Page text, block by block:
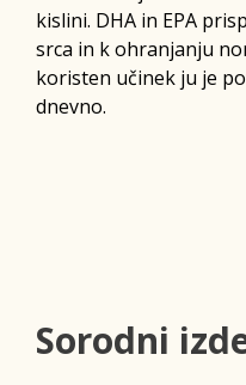
kislini. DHA in EPA
srca in k ohranjanju
koristen učinek ju je
dnevno.
Sorodni